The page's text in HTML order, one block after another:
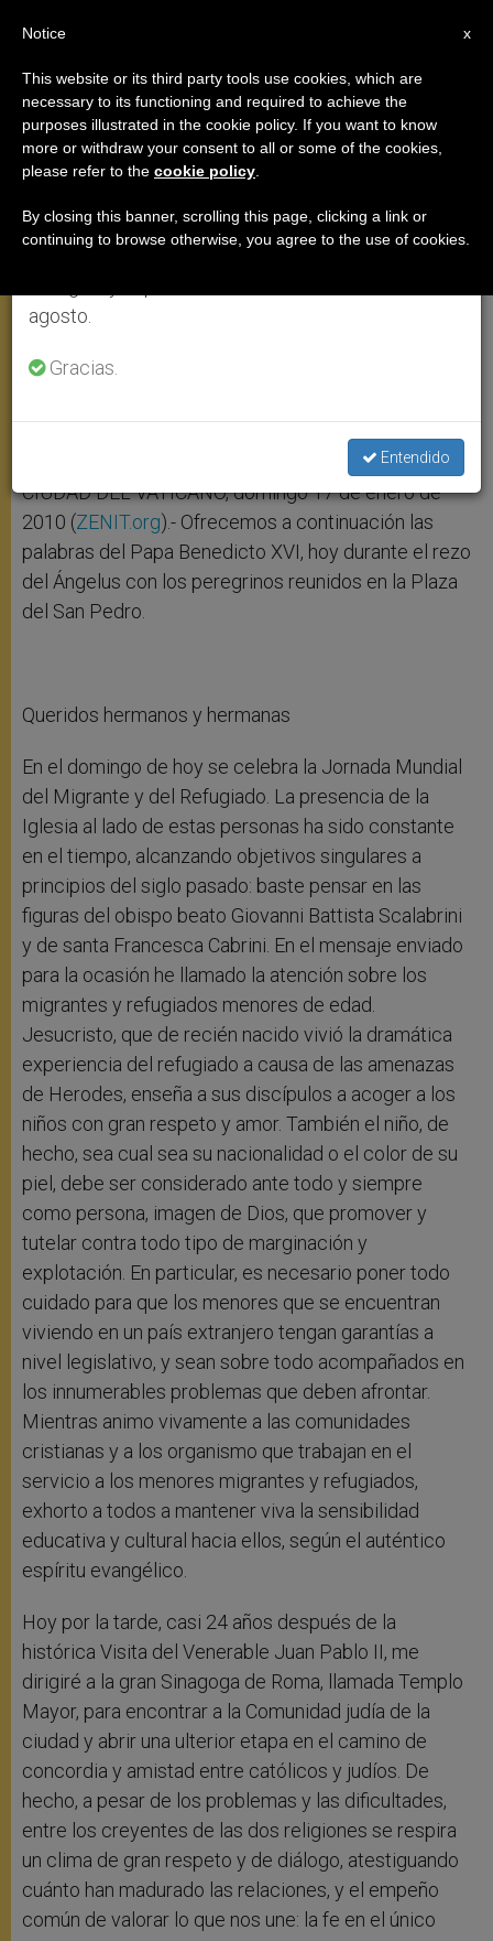
Benedicto XVI: “También Jesús
fue un niño refugiado”
ENERO 17, 2010 00:00
h
s
e
e
r
b t e
CIUDAD DEL VATICANO, domingo 17 de enero de
2010 (ZENIT.org).- Ofrecemos a continuación las
palabras del Papa Benedicto XVI, hoy durante el rezo
del Ángelus con los peregrinos reunidos en la Plaza
del San Pedro.
Queridos hermanos y hermanas
En el domingo de hoy se celebra la Jornada Mundial
del Migrante y del Refugiado. La presencia de la
Iglesia al lado de estas personas ha sido constante
en el tiempo, alcanzando objetivos singulares a
principios del siglo pasado: baste pensar en las
figuras del obispo beato Giovanni Battista Scalabrini
y de santa Francesca Cabrini. En el mensaje enviado
para la ocasión he llamado la atención sobre los
migrantes y refugiados menores de edad.
Jesucristo, que de recién nacido vivió la dramática
experiencia del refugiado a causa de las amenazas
de Herodes, enseña a sus discípulos a acoger a los
niños con gran respeto y amor. También el niño, de
hecho, sea cual sea su nacionalidad o el color de su
piel, debe ser considerado ante todo y siempre
como persona, imagen de Dios, que promover y
tutelar contra todo tipo de marginación y
explotación. En particular, es necesario poner todo
cuidado para que los menores que se encuentran
viviendo en un país extranjero tengan garantías a
nivel legislativo, y sean sobre todo acompañados en
los innumerables problemas que deben afrontar.
Mientras animo vivamente a las comunidades
cristianas y a los organismo que trabajan en el
servicio a los menores migrantes y refugiados,
exhorto a todos a mantener viva la sensibilidad
educativa y cultural hacia ellos, según el auténtico
espíritu evangélico.
Hoy por la tarde, casi 24 años después de la
histórica Visita del Venerable Juan Pablo II, me
dirigiré a la gran Sinagoga de Roma, llamada Templo
Mayor, para encontrar a la Comunidad judía de la
ciudad y abrir una ulterior etapa en el camino de
concordia y amistad entre católicos y judíos. De
hecho, a pesar de los problemas y las dificultades,
entre los creyentes de las dos religiones se respira
un clima de gran respeto y de diálogo, atestiguando
cuánto han madurado las relaciones, y el empeño
común de valorar lo que nos une: la fe en el único
×
Aviso importante
Del 27 de julio al 7 de agosto haremos la pausa
anual, aprovechando que en el periodo de verano
se generan menos informaciones y también el
agosto.
Gracias.
Entendido
x
Notice
This website or its third party tools use cookies, which are
necessary to its functioning and required to achieve the
purposes illustrated in the cookie policy. If you want to know
more or withdraw your consent to all or some of the cookies,
please refer to the cookie policy
By closing this banner, scrolling this page, clicking a link or
continuing to browse otherwise, you agree to the use of cookies.